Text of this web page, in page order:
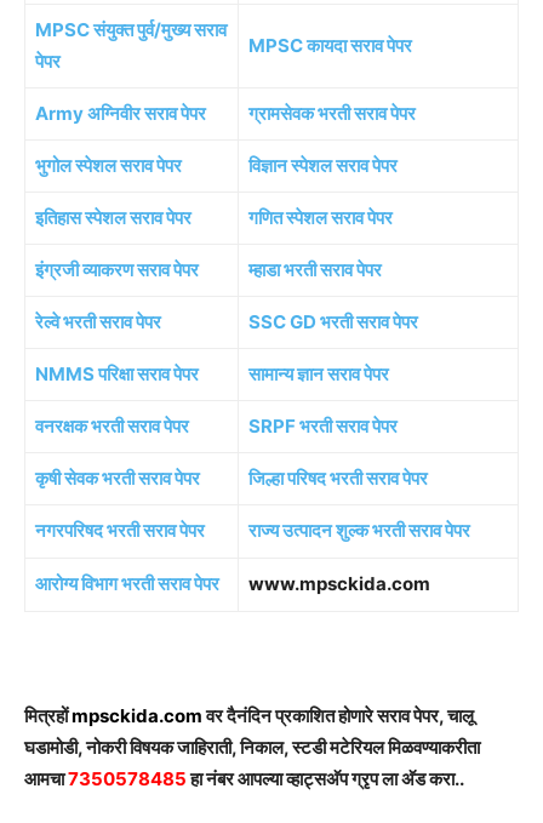
MPSC संयुक्त पुर्व/मुख्य सराव
पेपर
MPSC कायदा सराव पेपर
Army अग्निवीर सराव पेपर ग्रामसेवक भरती सराव पेपर
भुगोल स्पेशल सराव पेपर विज्ञान स्पेशल सराव पेपर
इतिहास स्पेशल सराव पेपर गणित स्पेशल सराव पेपर
इंग्रजी व्याकरण सराव पेपर म्हाडा भरती सराव पेपर
रेल्वे भरती सराव पेपर SSC GD भरती सराव पेपर
NMMS परिक्षा सराव पेपर सामान्य ज्ञान सराव पेपर
वनरक्षक भरती सराव पेपर SRPF भरती सराव पेपर
कृषी सेवक भरती सराव पेपर जिल्हा परिषद भरती सराव पेपर
नगरपरिषद भरती सराव पेपर राज्य उत्पादन शुल्क भरती सराव पेपर
आरोग्य विभाग भरती सराव पेपर www.mpsckida.com
मित्रहोंmpsckida.comवर दैनंदिन प्रकाशित होणारे सराव पेपर, चालू
घडामोडी, नोकरी विषयक जाहिराती, निकाल, स्टडी मटेरियल मिळवण्याकरीता
आमचा7350578485हा नंबर आपल्या व्हाट्सअ‍ॅप ग्रृप ला अ‍ॅड करा..